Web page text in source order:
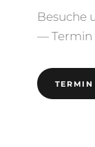
Besuche
— Termin
TERMIN